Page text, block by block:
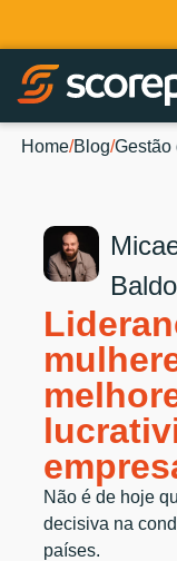
Home/Blog/Gestão
Baldo
Não é de hoje
decisiva na
países.